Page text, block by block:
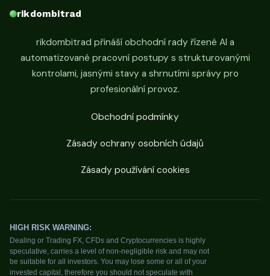
rikdombitrad
rikdombitrad přináší obchodní rady řízené AI a
automatizované pracovní postupy s strukturovanými
kontrolami, jasnými stavy a shrnutími správy pro
profesionální provoz.
Obchodní podmínky
Zásady ochrany osobních údajů
Zásady používání cookies